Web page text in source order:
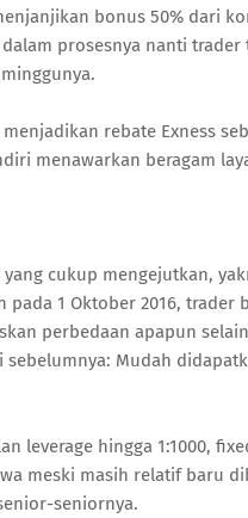
bonus 50% dari
prosesnya nanti
rebate Exness
menawarkan beragam
cukup mengejutkan,
1 Oktober 2016, trader
perbedaan apapun
Mudah
leverage hingga 1:1000,
meski masih relatif baru
seniornya.